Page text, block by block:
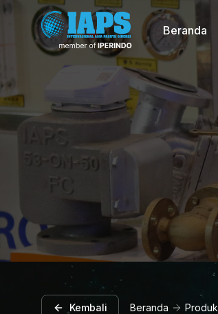
Beranda
Kembali Beranda Produk